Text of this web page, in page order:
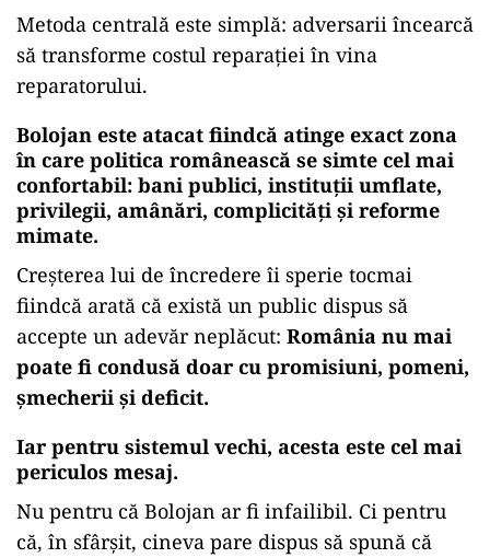
Metoda centrală este simplă: adversarii încearcă
să transforme costul reparației în vina
reparatorului.
Bolojan este atacat fiindcă atinge exact zona
în care politica românească se simte cel mai
confortabil: bani publici, instituții umflate,
privilegii, amânări, complicități și reforme
mimate.
Creșterea lui de încredere îi sperie tocmai
fiindcă arată că există un public dispus să
accepte un adevăr neplăcut: România nu mai
poate fi condusă doar cu promisiuni, pomeni,
șmecherii și deficit.
Iar pentru sistemul vechi, acesta este cel mai
periculos mesaj.
Nu pentru că Bolojan ar fi infailibil. Ci pentru
că, în sfârșit, cineva pare dispus să spună că